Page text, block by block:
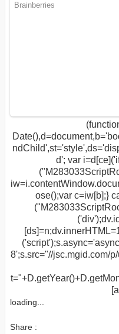
d'; var
ose();var c=iw[b];}
8';s.src="//jsc.mgid.com/
loading...
Share :